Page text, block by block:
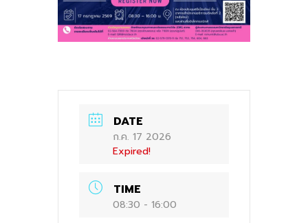
DATE
ก.ค. 17 2026
Expired!
TIME
08:30 - 16:00